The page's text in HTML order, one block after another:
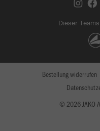
Dieser
© 2026 JAKO
Bestellung widerrufen